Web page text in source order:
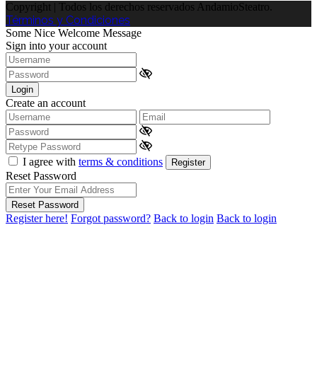
Copyright | Todos los derechos reservados AndamioSteatro.
Términos y Condiciones
Some Nice Welcome Message
Sign into your account
Login
Create an account
I agree with terms & conditions Register
Reset Password
Reset Password
Register here! Forgot password? Back to login Back to login